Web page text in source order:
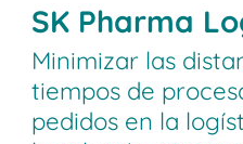
SK Pharma
Minimizar las
tiempos de
pedidos en la